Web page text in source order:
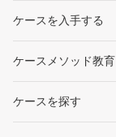
ケースを入手する
ケースメソッド教育
ケースを探す